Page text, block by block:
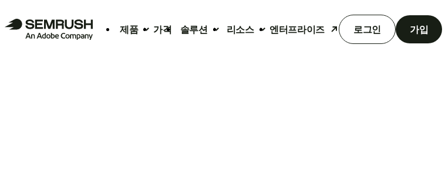
제품 가격 솔루션 리소스 엔터프라이즈 로그인 가입